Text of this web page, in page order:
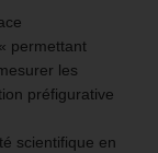
permettant
les
préfigurative
scientifique en